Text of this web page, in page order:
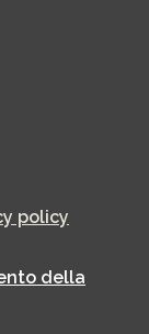
policy
della